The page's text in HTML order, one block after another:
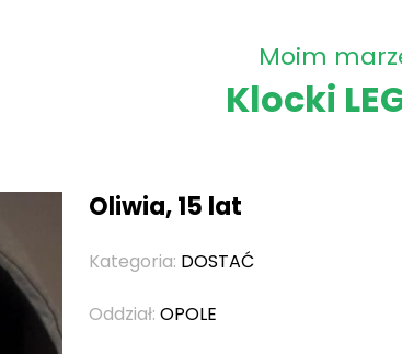
Moim
Klocki
Oliwia, 15 lat
Kategoria: DOSTAĆ
Oddział: OPOLE